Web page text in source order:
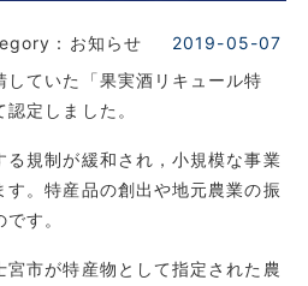
：お知らせ
2019-05-07
していた「果実酒リキュール特
定しました。
る規制が緩和され，小規模な事業
。特産品の創出や地元農業の振
す。
宮市が特産物として指定された農